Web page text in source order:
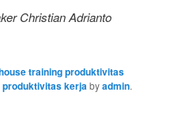
Christian Adrianto
training produktivitas
produktivitas kerjabyadmin.